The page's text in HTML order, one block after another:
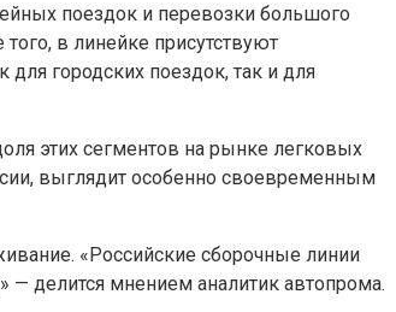
поездок и перевозки большого
в линейке присутствуют
городских поездок, так и для
этих сегментов на рынке легковых
выглядит особенно своевременным
«Российские сборочные линии
— делится мнением аналитик автопрома.